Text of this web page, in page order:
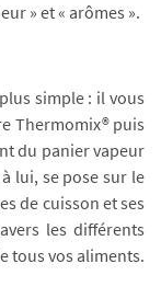
» et « arômes ».
simple : il vous
Thermomix® puis
du panier vapeur
lui, se pose sur le
de cuisson et ses
les différents
tous vos aliments.